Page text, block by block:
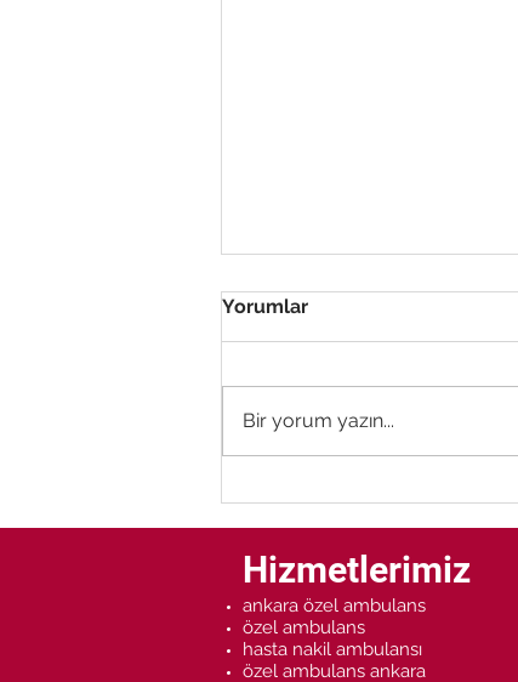
Yorumlar
Bir yorum yazın...
Hizmetlerimiz
ankara özel ambulans
özel ambulans
hasta nakil ambulansı
özel ambulans ankara